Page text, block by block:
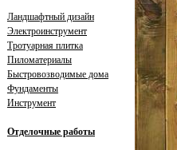
Ландшафтный дизайн
Электроинструмент
Тротуарная плитка
Пиломатериалы
Быстровозводимые дома
Фундаменты
Инструмент
Отделочные работы